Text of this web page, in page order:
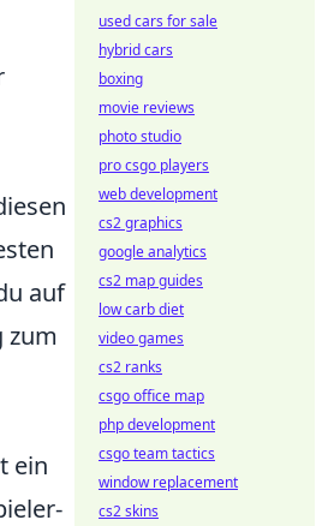
auf
zum
ein
used cars for sale
hybrid cars
boxing
movie reviews
photo studio
pro csgo players
web development
cs2 graphics
google analytics
cs2 map guides
low carb diet
video games
cs2 ranks
csgo office map
php development
csgo team tactics
window replacement
cs2 skins